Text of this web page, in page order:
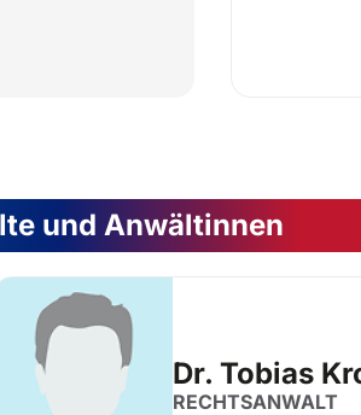
und Anwältinnen
Dr. Tobias
RECHTSANWALT